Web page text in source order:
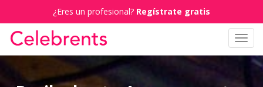
¿Eres un profesional? Regístrate gratis